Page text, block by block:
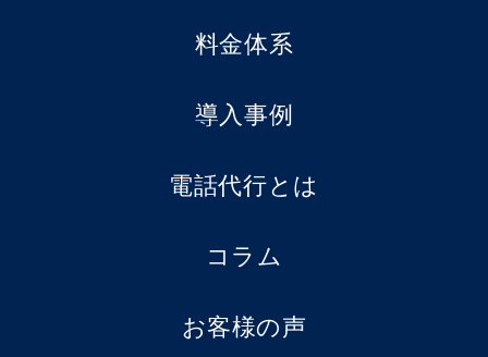
料金体系
導入事例
電話代行とは
コラム
お客様の声